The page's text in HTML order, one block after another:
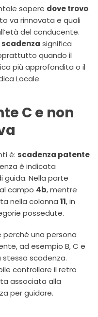
sapere dove trovo
va rinnovata e quali
del conducente.
significa
quando il
più approfondita o il
Locale.
C e non
è: scadenza patente
è indicata
Nella parte
campo 4b, mentre
nella colonna 11, in
possedute.
una persona
ad esempio B, C e
scadenza.
controllare il retro
associata alla
per guidare.